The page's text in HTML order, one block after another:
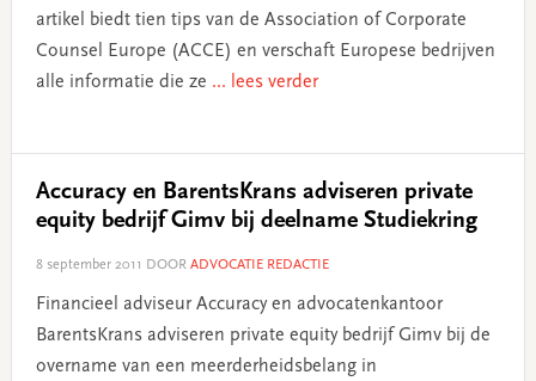
artikel biedt tien tips van de Association of Corporate
Counsel Europe (ACCE) en verschaft Europese bedrijven
alle informatie die ze ... lees verder
Accuracy en BarentsKrans adviseren private
equity bedrijf Gimv bij deelname Studiekring
8 september 2011 DOOR ADVOCATIE REDACTIE
Financieel adviseur Accuracy en advocatenkantoor
BarentsKrans adviseren private equity bedrijf Gimv bij de
overname van een meerderheidsbelang in